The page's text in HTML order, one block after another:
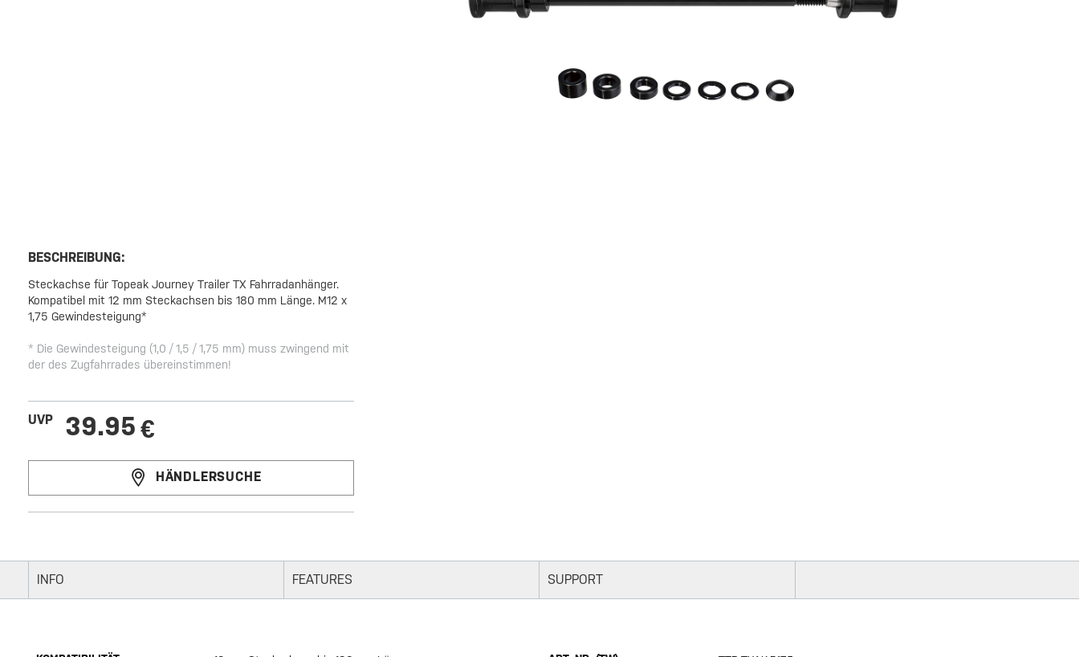
BESCHREIBUNG:
Steckachse für Topeak Journey Trailer TX Fahrradanhänger.
Kompatibel mit 12 mm Steckachsen bis 180 mm Länge. M12 x
1,75 Gewindesteigung*
* Die Gewindesteigung (1,0 / 1,5 / 1,75 mm) muss zwingend mit
der des Zugfahrrades übereinstimmen!
UVP 39.95€
HÄNDLERSUCHE
INFO FEATURES SUPPORT